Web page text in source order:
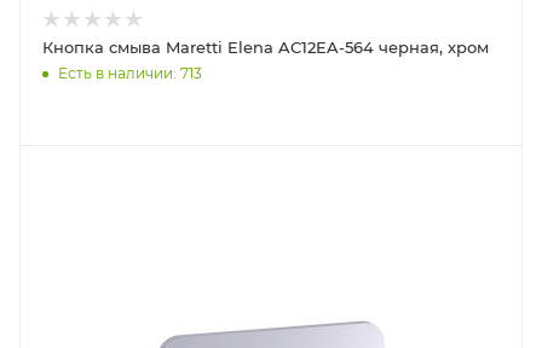
Кнопка смыва Maretti Elena AC12EA-564 черная, хром
Есть в наличии: 713